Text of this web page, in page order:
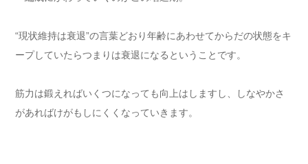
“現状維持は衰退”の言葉どおり年齢にあわせてからだの状態をキ
ープしていたらつまりは衰退になるということです。
筋力は鍛えればいくつになっても向上はしますし、しなやかさ
があればけがもしにくくなっていきます。